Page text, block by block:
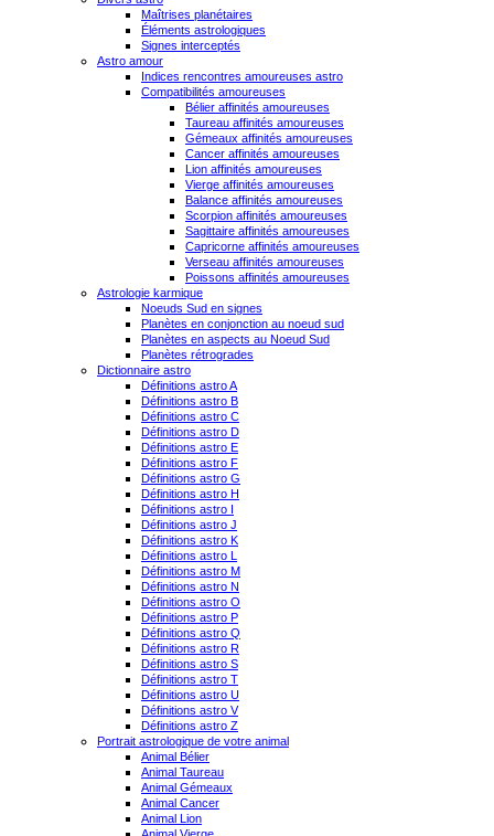
Maîtrises planétaires
Éléments astrologiques
Signes interceptés
Astro amour
Indices rencontres amoureuses astro
Compatibilités amoureuses
Bélier affinités amoureuses
Taureau affinités amoureuses
Gémeaux affinités amoureuses
Cancer affinités amoureuses
Lion affinités amoureuses
Vierge affinités amoureuses
Balance affinités amoureuses
Scorpion affinités amoureuses
Sagittaire affinités amoureuses
Capricorne affinités amoureuses
Verseau affinités amoureuses
Poissons affinités amoureuses
Astrologie karmique
Noeuds Sud en signes
Planètes en conjonction au noeud sud
Planètes en aspects au Noeud Sud
Planètes rétrogrades
Dictionnaire astro
Définitions astro A
Définitions astro B
Définitions astro C
Définitions astro D
Définitions astro E
Définitions astro F
Définitions astro G
Définitions astro H
Définitions astro I
Définitions astro J
Définitions astro K
Définitions astro L
Définitions astro M
Définitions astro N
Définitions astro O
Définitions astro P
Définitions astro Q
Définitions astro R
Définitions astro S
Définitions astro T
Définitions astro U
Définitions astro V
Définitions astro Z
Portrait astrologique de votre animal
Animal Bélier
Animal Taureau
Animal Gémeaux
Animal Cancer
Animal Lion